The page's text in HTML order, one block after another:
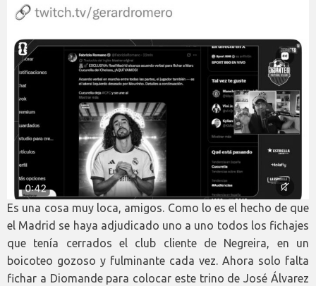
Es una cosa muy loca, amigos. Como lo es el hecho de que
el Madrid se haya adjudicado uno a uno todos los fichajes
que tenía cerrados el club cliente de Negreira, en un
boicoteo gozoso y fulminante cada vez. Ahora solo falta
fichar a Diomande para colocar este trino de José Álvarez